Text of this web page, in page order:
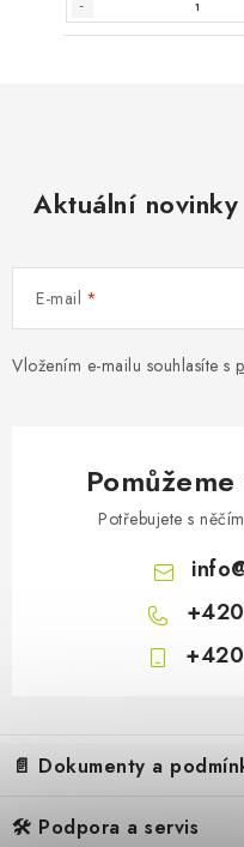
Aktuální
E-mail
Vložením e-mailu souhlasíte s
Potřebujete s
info
a
📄 Dokumenty a
Obchodní podmínky
🛠️ Podpora a servis